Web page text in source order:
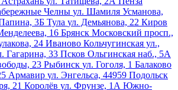
Челны ул. Шамиля Усманова,
3Б Тула ул. Демьянова, 22 Киров
16 Брянск Московский просп.,
24 Иваново Кольчугинская ул.,
Гагарина, 33 Псков Ольгинская наб., 5А
23 Рыбинск ул. Гоголя, 1 Балаково
Армавир ул. Энгельса, 44959 Подольск
21 Королёв ул. Фрунзе, 1А Южно-